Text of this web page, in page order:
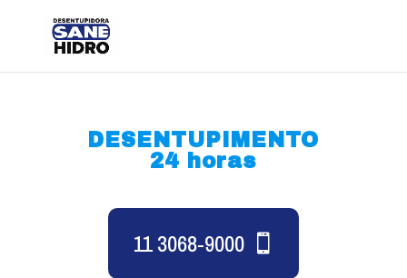
DESENTUPIMENTO
24 horas
11 3068-9000